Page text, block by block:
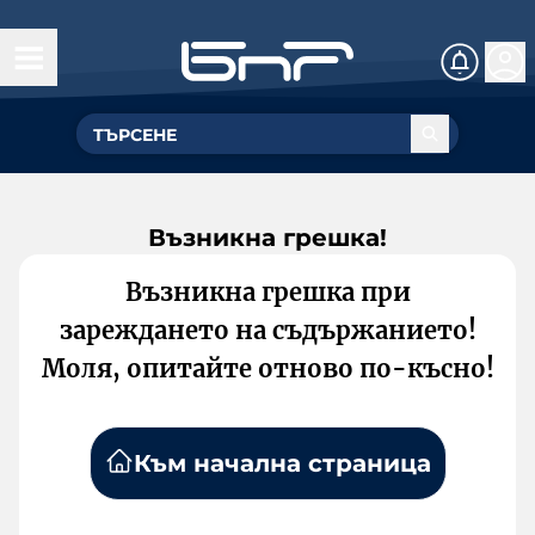
Възникна грешка!
Възникна грешка при
зареждането на съдържанието!
Моля, опитайте отново по-късно!
Към начална страница